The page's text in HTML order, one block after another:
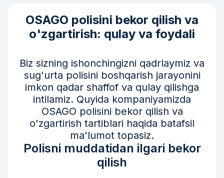
OSAGO polisini bekor qilish va
o'zgartirish: qulay va foydali
Biz sizning ishonchingizni qadrlaymiz va
sug'urta polisini boshqarish jarayonini
imkon qadar shaffof va qulay qilishga
intilamiz. Quyida kompaniyamizda
OSAGO polisini bekor qilish va
o'zgartirish tartiblari haqida batafsil
ma'lumot topasiz.
Polisni muddatidan ilgari bekor
qilish